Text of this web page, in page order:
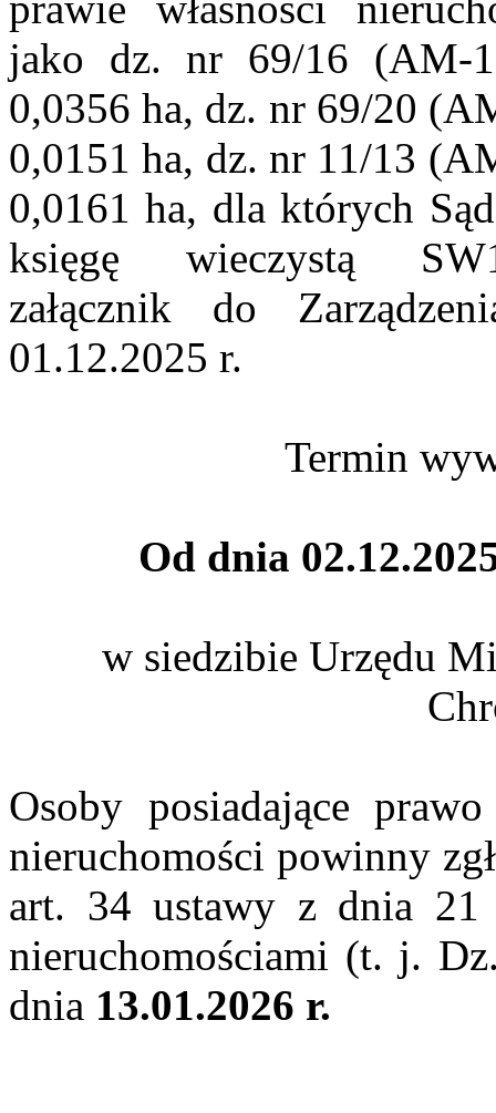
jako dz. nr 69/16 (AM-
0,0356 ha, dz. nr 69/20
0,0151 ha, dz. nr 11/13
0,0161 ha, dla których
księgę wieczystą
załącznik do
01.12.2025 r.
Termin
Od dnia
w siedzibie Urzędu
Osoby posiadające
nieruchomości powinny
art. 34 ustawy z dnia 21
nieruchomościami (t. j.
dnia 13.01.2026 r.